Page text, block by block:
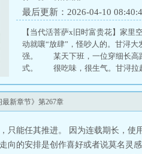
最后更新：2026-04-10
【当代活菩萨x旧时富贵花】家
动就嚷“放肆”，怪吵人的。甘浔
强。 某天下班，一位穿细长高跟
式。 很吃味，很生气。甘浔拉起
怕美好转瞬即逝，又自私到不想
她们皆为女子；二，被刺客追杀意
坠湖时，身旁是心仪之人，与她
哭。 “好马不吃回头草这句话到
最新章节》第267章
只能任其推进。 因为连载期长，
向的安排是创作喜好或者说莫名灵